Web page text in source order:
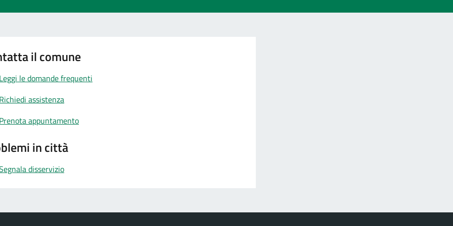
il comune
Leggi le domande frequenti
Richiedi assistenza
Prenota appuntamento
in città
disservizio